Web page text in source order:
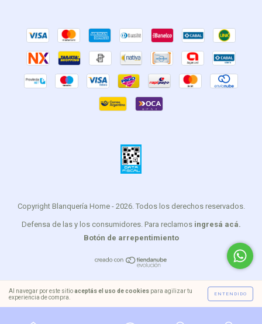
Al navegar por este sitioaceptás el uso de cookies para agilizar tu
experiencia de compra.
ENTENDIDO
Copyright Blanquería Home - 2026. Todos los derechos reservados.
Defensa de las y los consumidores. Para reclamos ingresá acá.
Botón de arrepentimiento